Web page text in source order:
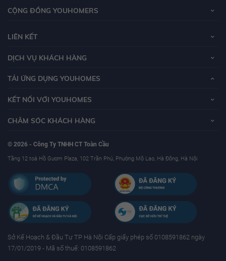
CỘNG ĐỒNG YOUHOMERS
LIÊN KẾT
DỊCH VỤ KHÁCH HÀNG
TẢI ỨNG DỤNG YOUHOMES
KẾT NỐI VỚI YOUHOMES
CHĂM SÓC KHÁCH HÀNG
© 2026 - Công Ty TNHH CT Toàn Cầu
Tầng 12 toà Hồ Gươm Plaza, 102 Trần Phú, Phường Mộ Lao, Hà Đông, Hà Nội
Sở Kế Hoạch & Ðầu Tư TP Hà Nội Cấp giấy phép số 0108591862 ngày
17/01/2019 - Mã số thuế: 0108591862